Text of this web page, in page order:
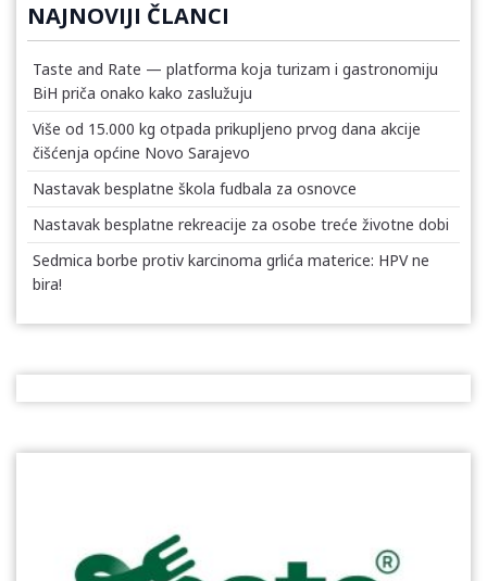
NAJNOVIJI ČLANCI
Taste and Rate — platforma koja turizam i gastronomiju
BiH priča onako kako zaslužuju
Više od 15.000 kg otpada prikupljeno prvog dana akcije
čišćenja općine Novo Sarajevo
Nastavak besplatne škola fudbala za osnovce
Nastavak besplatne rekreacije za osobe treće životne dobi
Sedmica borbe protiv karcinoma grlića materice: HPV ne
bira!